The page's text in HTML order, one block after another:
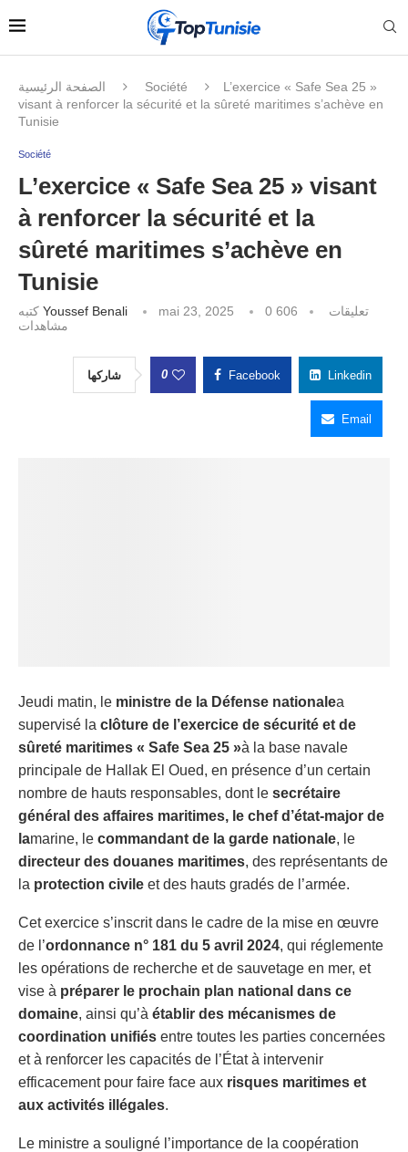
الصفحة الرئيسية Société
L’exercice « Safe Sea 25 »
visant à renforcer la sécurité et la sûreté maritimes s’achève en
Tunisie
Société
L’exercice « Safe Sea 25 » visant
à renforcer la sécurité et la
sûreté maritimes s’achève en
Tunisie
Youssef Benali mai 23, 2025 0 تعليقات
606
مشاهدات
شاركها 0 Facebook Linkedin
Email
Jeudi matin, le ministre de la Défense nationalea
supervisé la clôture de l’exercice de sécurité et de
sûreté maritimes « Safe Sea 25 »à la base navale
principale de Hallak El Oued, en présence d’un certain
nombre de hauts responsables, dont le secrétaire
général des affaires maritimes, le chef d’état-major de
lamarine, le commandant de la garde nationale, le
directeur des douanes maritimes, des représentants de
la protection civile et des hauts gradés de l’armée.
Cet exercice s’inscrit dans le cadre de la mise en œuvre
de l’ordonnance n° 181 du 5 avril 2024, qui réglemente
les opérations de recherche et de sauvetage en mer, et
vise à préparer le prochain plan national dans ce
domaine, ainsi qu’à établir des mécanismes de
coordination unifiés entre toutes les parties concernées
et à renforcer les capacités de l’État à intervenir
efficacement pour faire face aux risques maritimes et
aux activités illégales.
Le ministre a souligné l’importance de la coopération